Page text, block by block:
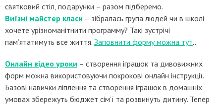
святковий стіл, подарунки – разом підберемо.
Виїзні майстер класи – зібралась група людей чи в школі
хочете урізноманітнити программу? Такі зустрічі
пам’ятатимуть все життя. Заповнити форму можна тут..
Онлайн відео уроки – створення іграшок та дивовижних
форм можна використовуючи покрокові онлайн інструкції.
Базові навички ліплення та створення іграшок в домашніх
умовах збережуть бюджет сім’ї та розвинуть дитину. Тепер